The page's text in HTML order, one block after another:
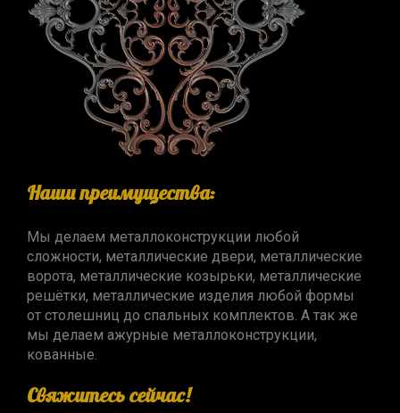
Наши преимущества:
Мы делаем металлоконструкции любой
сложности, металлические двери, металлические
ворота, металлические козырьки, металлические
решётки, металлические изделия любой формы
от столешниц до спальных комплектов. А так же
мы делаем ажурные металлоконструкции,
кованные.
Свяжитесь сейчас!